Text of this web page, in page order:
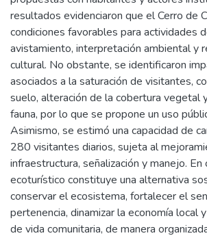
resultados evidenciaron que el Cerro de
condiciones favorables para actividades
avistamiento, interpretación ambiental y
cultural. No obstante, se identificaron
asociados a la saturación de visitantes,
suelo, alteración de la cobertura vegetal
fauna, por lo que se propone un uso
Asimismo, se estimó una capacidad de
280 visitantes diarios, sujeta al
infraestructura, señalización y manejo. En
ecoturístico constituye una alternativa
conservar el ecosistema, fortalecer el
pertenencia, dinamizar la economía local
de vida comunitaria, de manera